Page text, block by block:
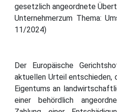
gesetzlich angeordnete
Unternehmerzum Thema:
11/2024)
Der Europäische
aktuellen Urteil entschieden,
Eigentums an
einer behördlich